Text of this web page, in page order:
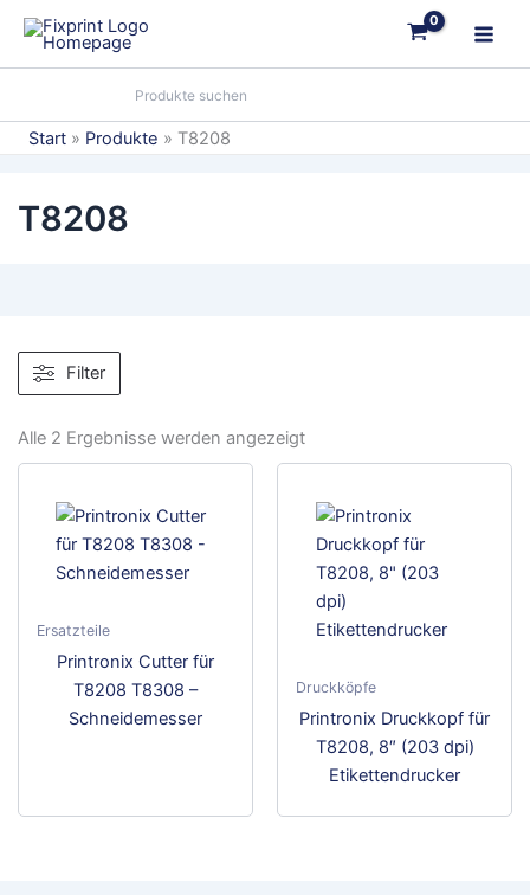
Zum
Inhalt
springen
Start Produkte T8208
T8208
Filter
Alle 2 Ergebnisse werden angezeigt
Ersatzteile
Printronix Cutter für
T8208 T8308 –
Schneidemesser
Druckköpfe
Printronix Druckkopf für
T8208, 8″ (203 dpi)
Etikettendrucker